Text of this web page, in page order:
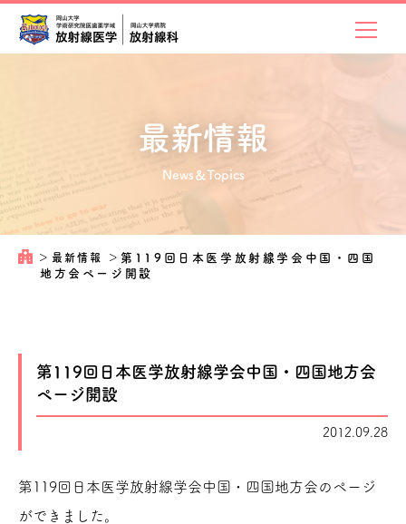
最新情報
News＆Topics
＞ 最新情報 ＞ 第119回日本医学放射線学会中国・四国
地方会ページ開設
第119回日本医学放射線学会中国・四国地方会
ページ開設
2012.09.28
第119回日本医学放射線学会中国・四国地方会のページ
ができました。